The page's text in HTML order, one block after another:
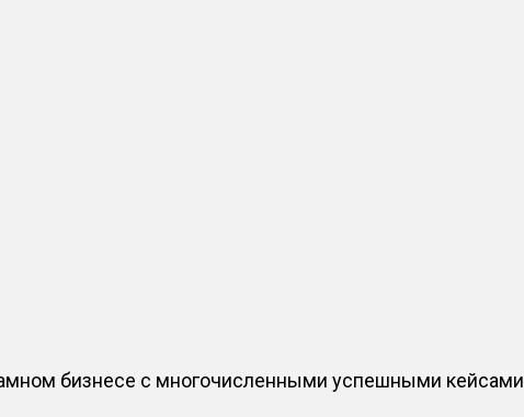
бизнесе с многочисленными успешными кейсами